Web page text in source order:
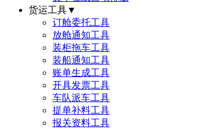
货运工具▼
订舱委托工具
放舱通知工具
装柜拖车工具
装船通知工具
账单生成工具
开具发票工具
车队派车工具
提单补料工具
报关资料工具